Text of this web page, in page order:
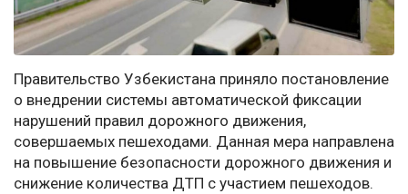
Правительство Узбекистана приняло постановление
о внедрении системы автоматической фиксации
нарушений правил дорожного движения,
совершаемых пешеходами. Данная мера направлена
на повышение безопасности дорожного движения и
снижение количества ДТП с участием пешеходов.